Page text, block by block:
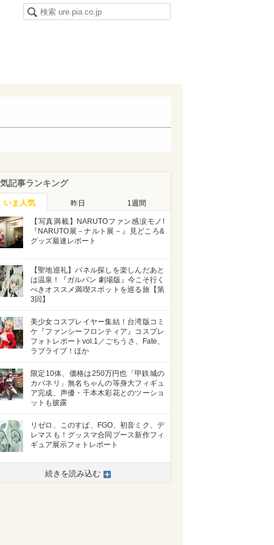
気記事ランキング
いま人気 昨日 1週間
【写真満載】NARUTOファン感涙モノ!
『NARUTO展－ナルト展－』見どころ&
グッズ最速レポート
【聖地巡礼】パネル探しを楽しんだあと
は温泉！『ガルパン 劇場版』今こそ行く
べきオススメ満喫スポットを巡る旅【第
3回】
美少女コスプレイヤー集結！台湾版コミ
ケ『ファンシーフロンティア』コスプレ
フォトレポートvol.1／ごちうさ、Fate、
ラブライブ！ほか
限定10体、価格は250万円也「甲鉄城の
カバネリ」無名ちゃんの等身大フィギュ
ア完成、声優・千本木彩花とのツーショ
ットも披露
リゼロ、このすば、FGO、初音ミク、デ
レマスも！グッスマ合同ブース新作フィ
ギュア展示フォトレポート
続きを読み込む